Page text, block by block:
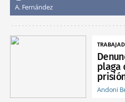
A. Fernández
plaga
Andoni